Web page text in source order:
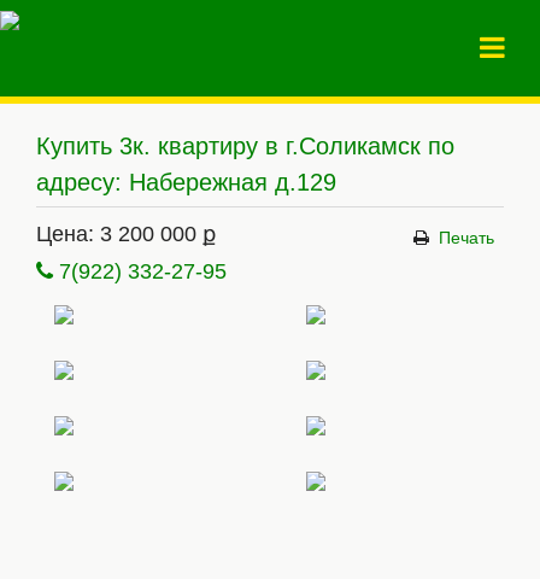
Купить 3к. квартиру в г.Соликамск по
адресу: Набережная д.129
Цена: 3 200 000 ք
7(922) 332-27-95